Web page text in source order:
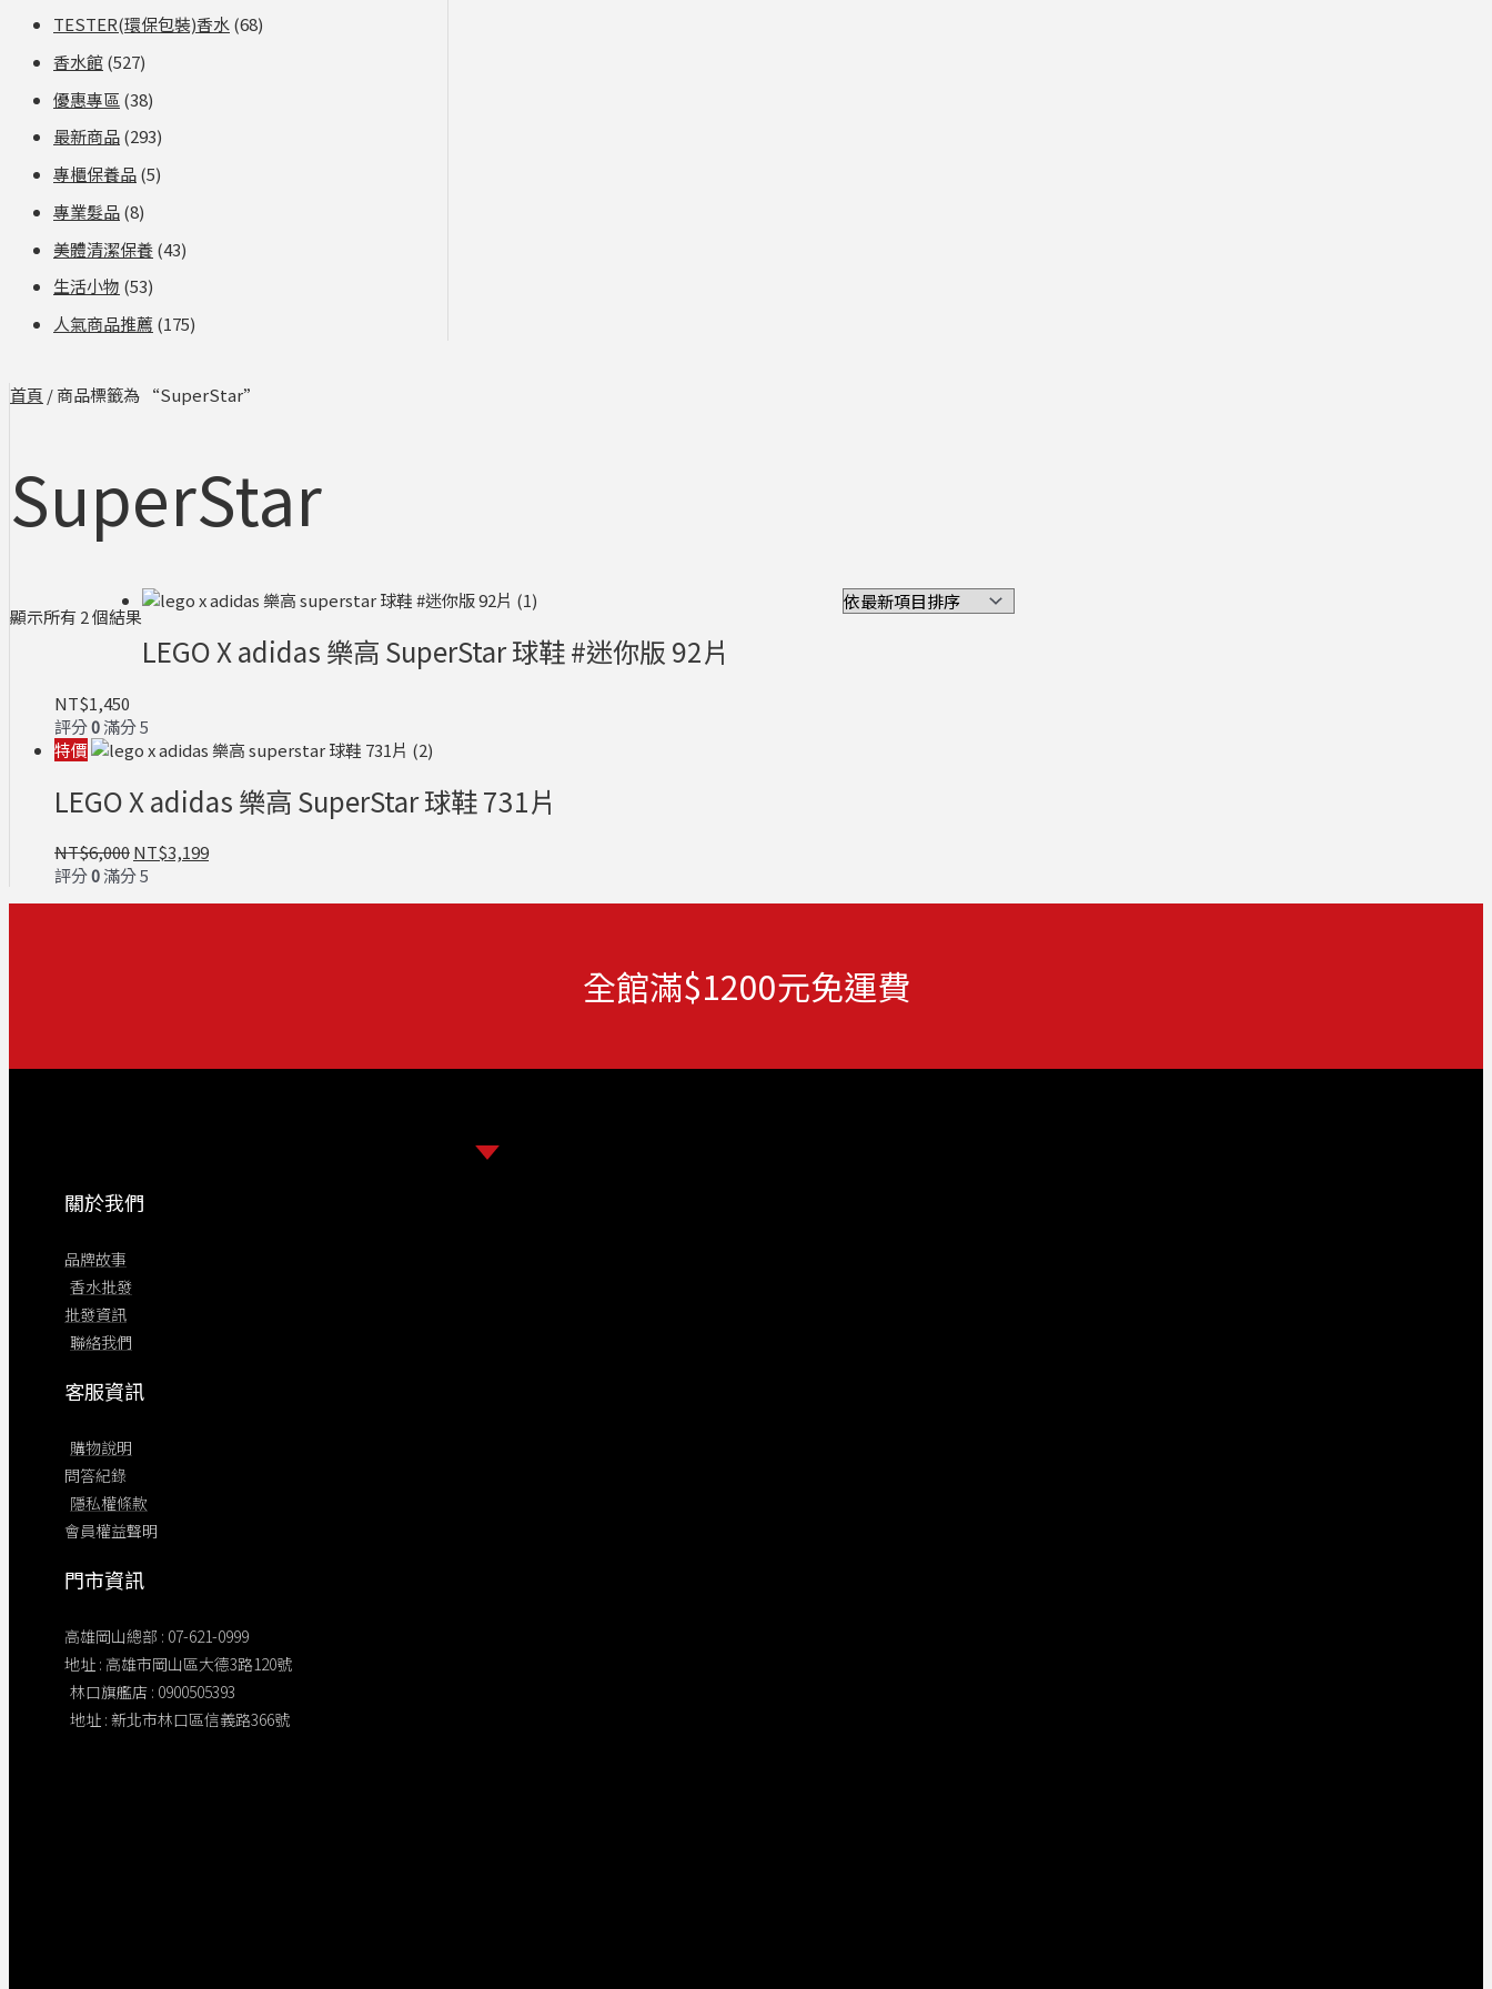
TESTER(環保包裝)香水(68)
香水館(527)
優惠專區 (38)
最新商品(293)
專櫃保養品(5)
專業髮品(8)
美體清潔保養(43)
生活小物 (53)
人氣商品推薦 (175)
首頁 / 商品標籤為 “SuperStar”
SuperStar
顯示所有 2 個結果
LEGO X adidas 樂高 SuperStar 球鞋 #迷你版 92片
NT$1,450
評分0滿分 5
特價
LEGO X adidas 樂高 SuperStar 球鞋 731片
NT$6,000NT$3,199
評分0滿分 5
全館滿$1200元免運費
關於我們
品牌故事
香水批發
批發資訊
聯絡我們
客服資訊
購物說明
問答紀錄
隱私權條款
會員權益聲明
門市資訊
高雄岡山總部 : 07-621-0999
地址 : 高雄市岡山區大德3路120號
林口旗艦店​ : 0900505393
地址 : 新北市林口區信義路366號